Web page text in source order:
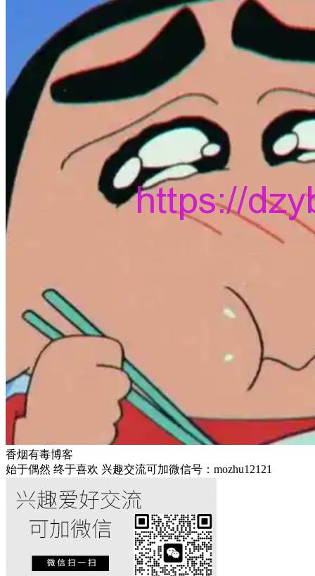
香烟有毒博客
始于偶然 终于喜欢 兴趣交流可加微信号：mozhu12121